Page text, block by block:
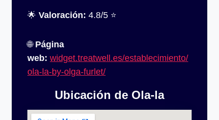
🌟 Valoración: 4.8/5 ⭐
🌐 Página
web: widget.treatwell.es/establecimiento/
ola-la-by-olga-furlet/
Ubicación de Ola-la